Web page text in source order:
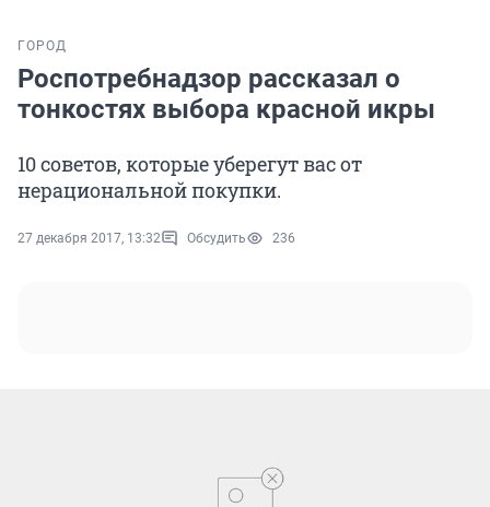
ГОРОД
Роспотребнадзор рассказал о
тонкостях выбора красной икры
10 советов, которые уберегут вас от
нерациональной покупки.
27 декабря 2017, 13:32 Обсудить 236